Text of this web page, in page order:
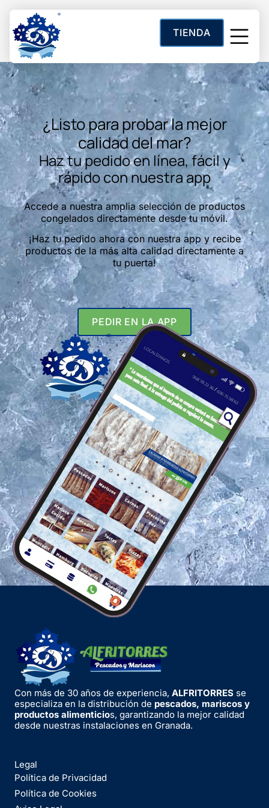
TIENDA
Categoría:
¿Listo para probar la mejor
calidad del mar?
Haz tu pedido en línea, fácil y
rápido con nuestra app
Accede a nuestra amplia selección de productos
congelados directamente desde tu móvil.
¡Haz tu pedido ahora con nuestra app y recibe
productos de la más alta calidad directamente a
tu puerta!
PEDIR EN LA APP
Con más de 30 años de experiencia, ALFRITORRES se
especializa en la distribución de pescados, mariscos y
productos alimenticios, garantizando la mejor calidad
desde nuestras instalaciones en Granada.
Legal
Política de Privacidad
Política de Cookies